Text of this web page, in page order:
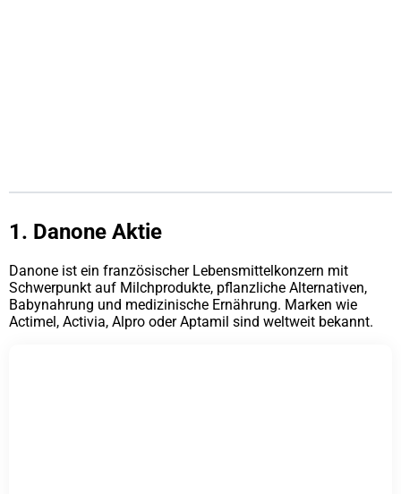
1. Danone Aktie
Danone ist ein französischer Lebensmittelkonzern mit
Schwerpunkt auf Milchprodukte, pflanzliche Alternativen,
Babynahrung und medizinische Ernährung. Marken wie
Actimel, Activia, Alpro oder Aptamil sind weltweit bekannt.